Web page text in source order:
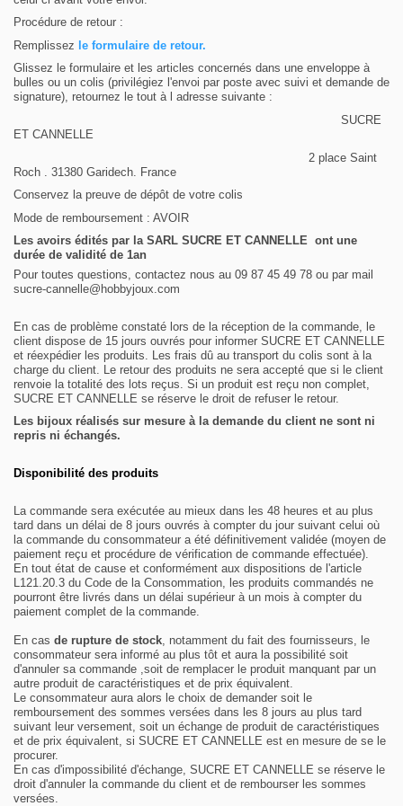
Procédure de retour :
Remplissez le formulaire de retour.
Glissez le formulaire et les articles concernés dans une enveloppe à
bulles ou un colis (privilégiez l'envoi par poste avec suivi et demande de
signature), retournez le tout à l adresse suivante :
SUCRE
ET CANNELLE
2 place Saint
Roch . 31380 Garidech. France
Conservez la preuve de dépôt de votre colis
Mode de remboursement : AVOIR
Les avoirs édités par la SARL SUCRE ET CANNELLE ont une
durée de validité de 1an
Pour toutes questions, contactez nous au 09 87 45 49 78 ou par mail
sucre-cannelle@hobbyjoux.com
En cas de problème constaté lors de la réception de la commande, le
client dispose de 15 jours ouvrés pour informer SUCRE ET CANNELLE
et réexpédier les produits. Les frais dû au transport du colis sont à la
charge du client. Le retour des produits ne sera accepté que si le client
renvoie la totalité des lots reçus. Si un produit est reçu non complet,
SUCRE ET CANNELLE se réserve le droit de refuser le retour.
Les bijoux réalisés sur mesure à la demande du client ne sont ni
repris ni échangés.
Disponibilité des produits
La commande sera exécutée au mieux dans les 48 heures et au plus
tard dans un délai de 8 jours ouvrés à compter du jour suivant celui où
la commande du consommateur a été définitivement validée (moyen de
paiement reçu et procédure de vérification de commande effectuée).
En tout état de cause et conformément aux dispositions de l'article
L121.20.3 du Code de la Consommation, les produits commandés ne
pourront être livrés dans un délai supérieur à un mois à compter du
paiement complet de la commande.
En cas de rupture de stock , notamment du fait des fournisseurs, le
consommateur sera informé au plus tôt et aura la possibilité soit
d'annuler sa commande ,soit de remplacer le produit manquant par un
autre produit de caractéristiques et de prix équivalent.
Le consommateur aura alors le choix de demander soit le
remboursement des sommes versées dans les 8 jours au plus tard
suivant leur versement, soit un échange de produit de caractéristiques
et de prix équivalent, si SUCRE ET CANNELLE est en mesure de se le
procurer.
En cas d'impossibilité d'échange, SUCRE ET CANNELLE se réserve le
droit d'annuler la commande du client et de rembourser les sommes
versées.